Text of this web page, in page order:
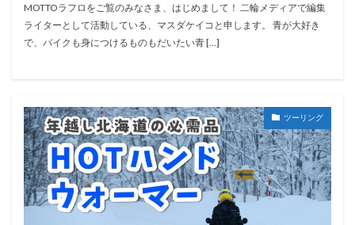
MOTTOラフロをご覧のみなさま、はじめまして！ 二輪メディアで編集
ライターとして活動している、マスダケイコと申します。 青が大好き
で、バイクも身につけるものもだいたい青 […]
ツーリング